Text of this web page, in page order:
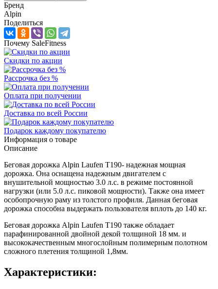
Бренд
Alpin
Поделиться
Почему SaleFitness
Скидки по акции
Рассрочка без %
Оплата при получении
Доставка по всей России
Подарок каждому покупателю
Информация о товаре
Описание
Беговая дорожка Alpin Laufen T190- надежная мощная
дорожка. Она оснащена надежным двигателем с
внушительной мощностью 3.0 л.с. в режиме постоянной
нагрузки (или 5.0 л.с. пиковой мощности). Также она имеет
особопрочную раму из толстого профиля. Данная беговая
дорожка способна выдержать пользователя вплоть до 140 кг.
Беговая дорожка Alpin Laufen T190 также обладает
парафинированной двойной декой толщиной 18 мм. и
высококачественным многослойным полимерным полотном
сложного плетения толщиной 1,8мм.
Характеристики: